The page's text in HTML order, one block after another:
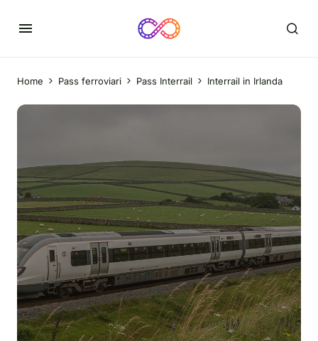
Home Pass ferroviari Pass Interrail Interrail in Irlanda